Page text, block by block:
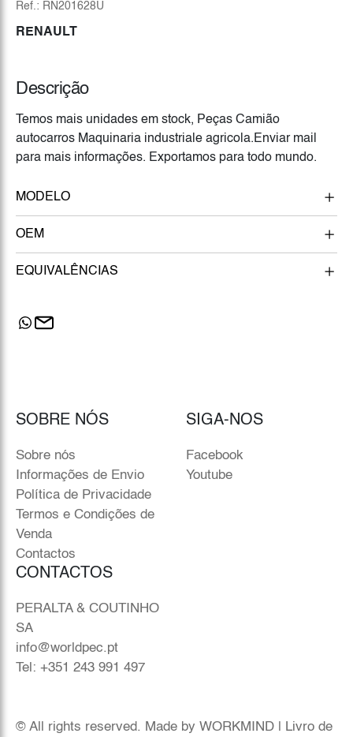
Ref.: RN201628U
RENAULT
Descrição
Temos mais unidades em stock, Peças Camião
autocarros Maquinaria industriale agricola.Enviar mail
para mais informações. Exportamos para todo mundo.
MODELO
OEM
EQUIVALÊNCIAS
SOBRE NÓS
Sobre nós
Informações de Envio
Política de Privacidade
Termos e Condições de
Venda
Contactos
SIGA-NOS
Facebook
Youtube
CONTACTOS
PERALTA & COUTINHO
SA
info@worldpec.pt
Tel: +351 243 991 497
© All rights reserved. Made by WORKMIND Livro de